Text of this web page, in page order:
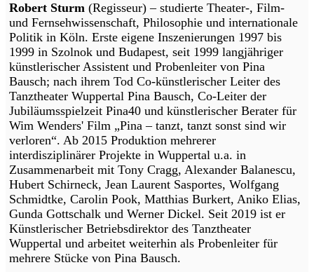
Robert Sturm (Regisseur) – studierte Theater-, Film-
und Fernsehwissenschaft, Philosophie und internationale
Politik in Köln. Erste eigene Inszenierungen 1997 bis
1999 in Szolnok und Budapest, seit 1999 langjähriger
künstlerischer Assistent und Probenleiter von Pina
Bausch; nach ihrem Tod Co-künstlerischer Leiter des
Tanztheater Wuppertal Pina Bausch, Co-Leiter der
Jubiläumsspielzeit Pina40 und künstlerischer Berater für
Wim Wenders' Film „Pina – tanzt, tanzt sonst sind wir
verloren“. Ab 2015 Produktion mehrerer
interdisziplinärer Projekte in Wuppertal u.a. in
Zusammenarbeit mit Tony Cragg, Alexander Balanescu,
Hubert Schirneck, Jean Laurent Sasportes, Wolfgang
Schmidtke, Carolin Pook, Matthias Burkert, Aniko Elias,
Gunda Gottschalk und Werner Dickel. Seit 2019 ist er
Künstlerischer Betriebsdirektor des Tanztheater
Wuppertal und arbeitet weiterhin als Probenleiter für
mehrere Stücke von Pina Bausch.